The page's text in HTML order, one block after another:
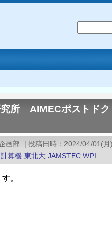
所 AIMECポストドク
画部 | 投稿日時
2024/04/01(
計算機 東北大 JAMSTEC WPI
。